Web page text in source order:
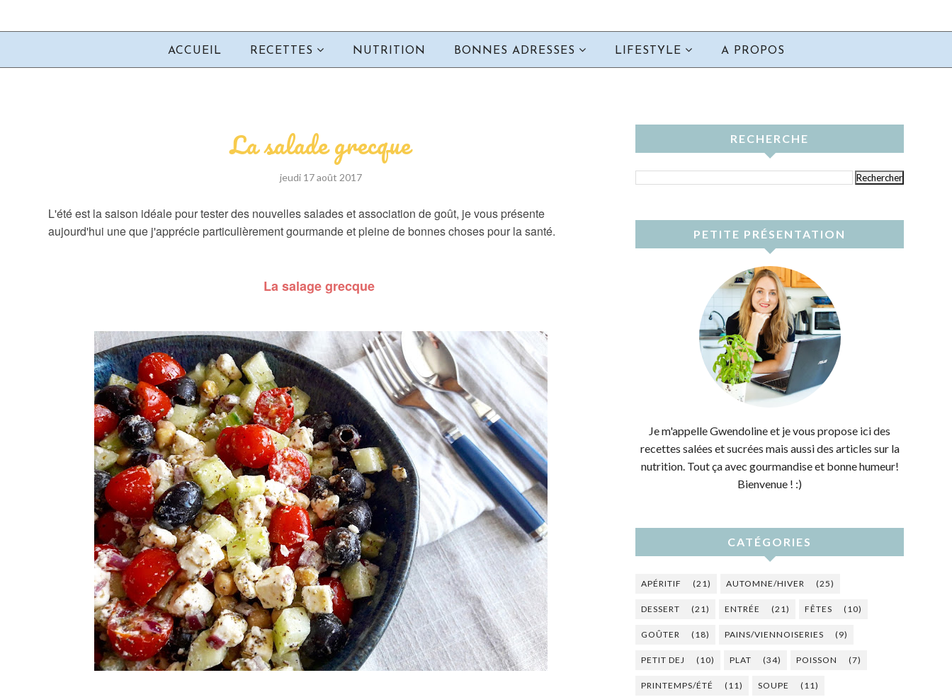
ACCUEIL RECETTES NUTRITION BONNES ADRESSES LIFESTYLE A PROPOS
La salade grecque
jeudi 17 août 2017
L'été est la saison idéale pour tester des nouvelles salades et association de goût, je vous présente
aujourd'hui une que j'apprécie particulièrement gourmande et pleine de bonnes choses pour la santé.
La salage grecque
RECHERCHE
PETITE PRÉSENTATION
Je m'appelle Gwendoline et je vous propose ici des
recettes salées et sucrées mais aussi des articles sur la
nutrition. Tout ça avec gourmandise et bonne humeur!
Bienvenue ! :)
CATÉGORIES
APÉRITIF (21) AUTOMNE/HIVER (25)
DESSERT (21) ENTRÉE (21) FÊTES (10)
GOÛTER (18) PAINS/VIENNOISERIES (9)
PETIT DEJ (10) PLAT (34) POISSON (7)
PRINTEMPS/ÉTÉ (11) SOUPE (11)